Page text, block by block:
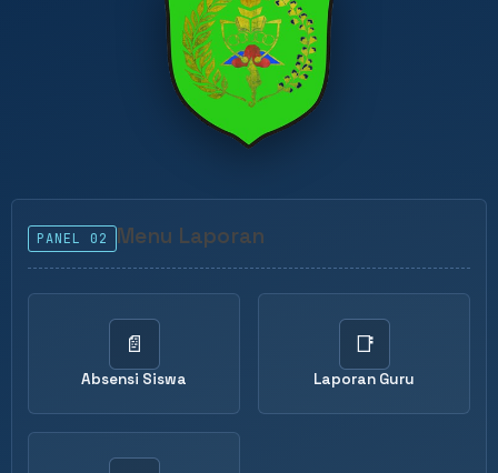
PANEL 02 Menu Laporan
📄
Absensi Siswa
📑
Laporan Guru